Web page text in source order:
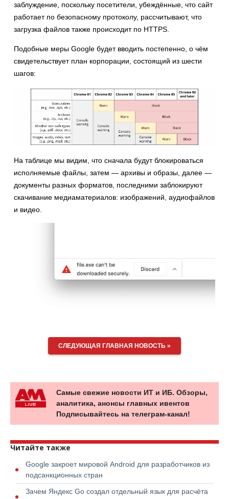
заблуждение, поскольку посетители, убеждённые, что сайт
работает по безопасному протоколу, рассчитывают, что
загрузка файлов также происходит по HTTPS.
Подобные меры Google будет вводить постепенно, о чём
свидетельствует план корпорации, состоящий из шести
шагов:
На таблице мы видим, что сначала будут блокироваться
исполняемые файлы, затем — архивы и образы, далее —
документы разных форматов, последними заблокируют
скачивание медиаматериалов: изображений, аудиофайлов
и видео.
СЛЕДУЮЩАЯ ГЛАВНАЯ НОВОСТЬ »
Самые свежие новости ИТ и ИБ. Обзоры,
аналитика, анонсы главных ивентов
Подписывайтесь на телеграм-канал!
Читайте также
Google закроет мировой Android для разработчиков из
подсанкционных стран
Зачем Яндекс Go создал отдельный язык для расчёта